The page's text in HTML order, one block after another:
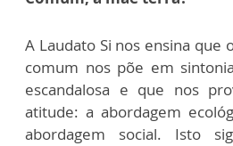
A Laudato Si nos ensina que
comum nos põe em
escandalosa e que nos
atitude: a abordagem
abordagem social. Isto